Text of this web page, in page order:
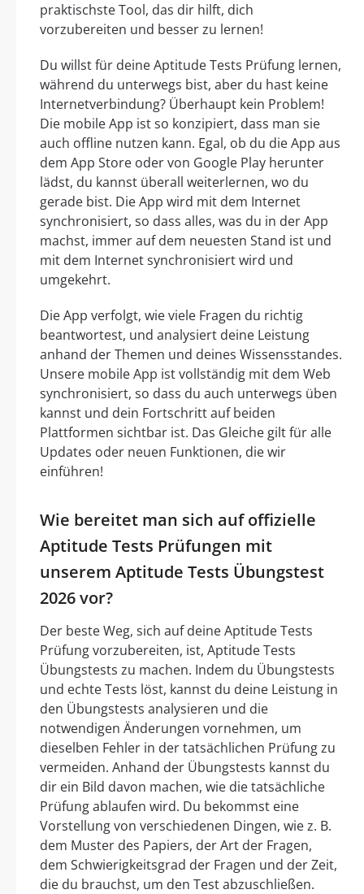
praktischste Tool, das dir hilft, dich
vorzubereiten und besser zu lernen!
Du willst für deine Aptitude Tests Prüfung lernen,
während du unterwegs bist, aber du hast keine
Internetverbindung? Überhaupt kein Problem!
Die mobile App ist so konzipiert, dass man sie
auch offline nutzen kann. Egal, ob du die App aus
dem App Store oder von Google Play herunter
lädst, du kannst überall weiterlernen, wo du
gerade bist. Die App wird mit dem Internet
synchronisiert, so dass alles, was du in der App
machst, immer auf dem neuesten Stand ist und
mit dem Internet synchronisiert wird und
umgekehrt.
Die App verfolgt, wie viele Fragen du richtig
beantwortest, und analysiert deine Leistung
anhand der Themen und deines Wissensstandes.
Unsere mobile App ist vollständig mit dem Web
synchronisiert, so dass du auch unterwegs üben
kannst und dein Fortschritt auf beiden
Plattformen sichtbar ist. Das Gleiche gilt für alle
Updates oder neuen Funktionen, die wir
einführen!
Wie bereitet man sich auf offizielle
Aptitude Tests Prüfungen mit
unserem Aptitude Tests Übungstest
2026 vor?
Der beste Weg, sich auf deine Aptitude Tests
Prüfung vorzubereiten, ist, Aptitude Tests
Übungstests zu machen. Indem du Übungstests
und echte Tests löst, kannst du deine Leistung in
den Übungstests analysieren und die
notwendigen Änderungen vornehmen, um
dieselben Fehler in der tatsächlichen Prüfung zu
vermeiden. Anhand der Übungstests kannst du
dir ein Bild davon machen, wie die tatsächliche
Prüfung ablaufen wird. Du bekommst eine
Vorstellung von verschiedenen Dingen, wie z. B.
dem Muster des Papiers, der Art der Fragen,
dem Schwierigkeitsgrad der Fragen und der Zeit,
die du brauchst, um den Test abzuschließen.